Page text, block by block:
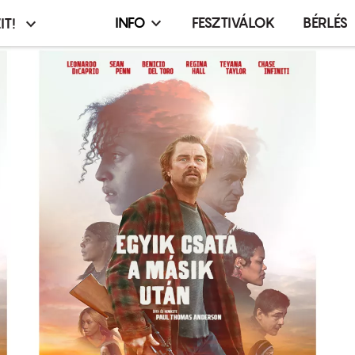
Infó,
esemény,
terembérlés
menü
INFO FESZTIVÁLOK BÉRLÉS